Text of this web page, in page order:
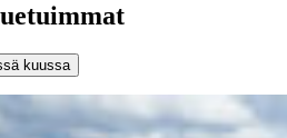
kuussa